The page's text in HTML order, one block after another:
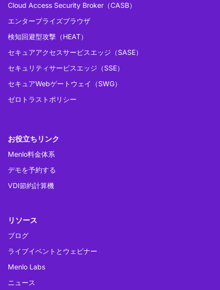
Cloud Access Security Broker（CASB）
エンタープライズブラウザ
検知回避型攻撃（HEAT）
セキュアアクセスサービスエッジ（SASE）
セキュリティサービスエッジ（SSE）
セキュアWebゲートウェイ（SWG）
ゼロトラストポリシー
お役立ちリンク
Menlo料金体系
デモを予約する
VDI節約計算機
リソース
ブログ
ライブイベントとウェビナー
Menlo Labs
ニュース